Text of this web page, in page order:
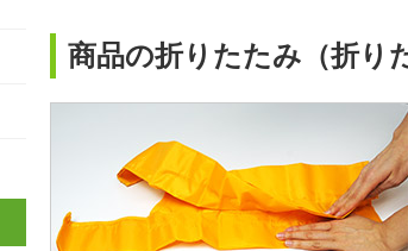
商品の折りたたみ（折り